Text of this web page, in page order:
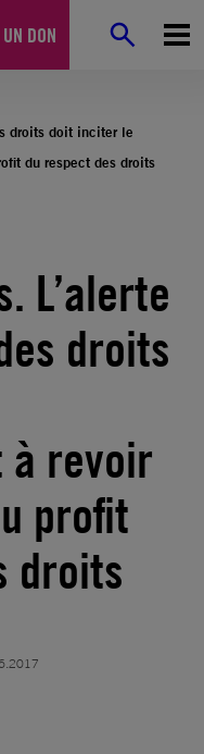
DON
droits doit inciter le
du respect des droits
L’alerte
droits
à revoir
profit
droits